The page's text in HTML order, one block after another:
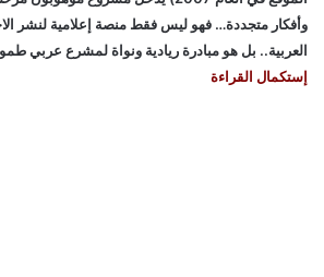
وأفكار متجددة… فهو ليس فقط منصة إعلامية لنشر
العربية.. بل هو مبادرة ريادية ونواة لمشرع عربي
إستكمال القراءة